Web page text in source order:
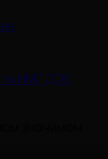
НМГ ДОК